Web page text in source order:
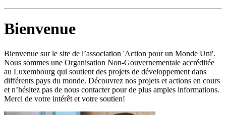
Bienvenue
Bienvenue sur le site de l’association 'Action pour un Monde Uni'.
Nous sommes une Organisation Non-Gouvernementale accréditée
au Luxembourg qui soutient des projets de développement dans
différents pays du monde. Découvrez nos projets et actions en cours
et n’hésitez pas de nous contacter pour de plus amples informations.
Merci de votre intérêt et votre soutien!